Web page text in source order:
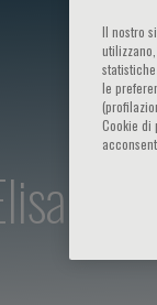
Il nostro
le
Cookie di